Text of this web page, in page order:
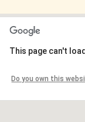
This page can't
Do you own this